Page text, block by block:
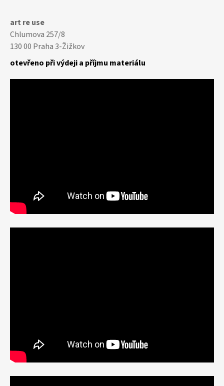
art re use
Chlumova 257/8
130 00 Praha 3-Žižkov
otevřeno při výdeji a příjmu materiálu